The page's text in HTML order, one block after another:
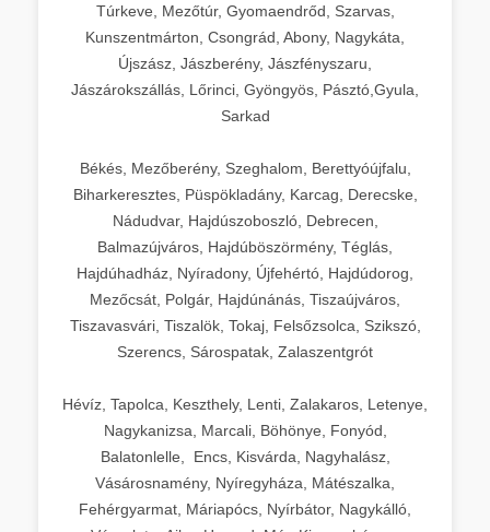
Túrkeve, Mezőtúr, Gyomaendrőd, Szarvas,
Kunszentmárton, Csongrád, Abony, Nagykáta,
Újszász, Jászberény, Jászfényszaru,
Jászárokszállás, Lőrinci, Gyöngyös, Pásztó,Gyula,
Sarkad
Békés, Mezőberény, Szeghalom, Berettyóújfalu,
Biharkeresztes, Püspökladány, Karcag, Derecske,
Nádudvar, Hajdúszoboszló, Debrecen,
Balmazújváros, Hajdúböszörmény, Téglás,
Hajdúhadház, Nyíradony, Újfehértó, Hajdúdorog,
Mezőcsát, Polgár, Hajdúnánás, Tiszaújváros,
Tiszavasvári, Tiszalök, Tokaj, Felsőzsolca, Szikszó,
Szerencs, Sárospatak, Zalaszentgrót
Hévíz, Tapolca, Keszthely, Lenti, Zalakaros, Letenye,
Nagykanizsa, Marcali, Böhönye, Fonyód,
Balatonlelle, Encs, Kisvárda, Nagyhalász,
Vásárosnamény, Nyíregyháza, Mátészalka,
Fehérgyarmat, Máriapócs, Nyírbátor, Nagykálló,